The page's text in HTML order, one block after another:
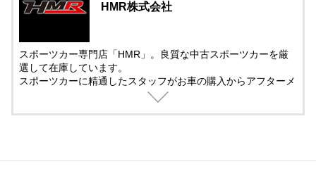
HMR株式会社
スポーツカー専門店「HMR」。良質な中古スポーツカーを厳
選して在庫しています。
スポーツカーに精通したスタッフがお車の購入からアフターメ
ンテナンス＆チューニングまでサポート。